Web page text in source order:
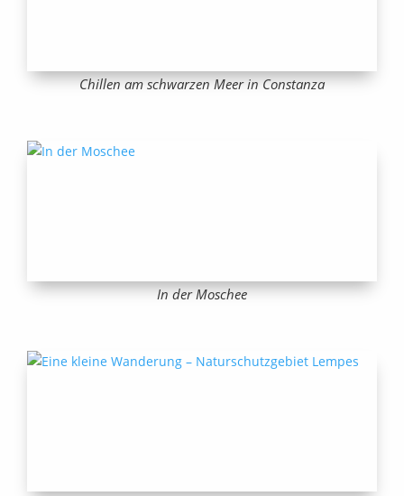
Chillen am schwarzen Meer in Constanza
In der Moschee